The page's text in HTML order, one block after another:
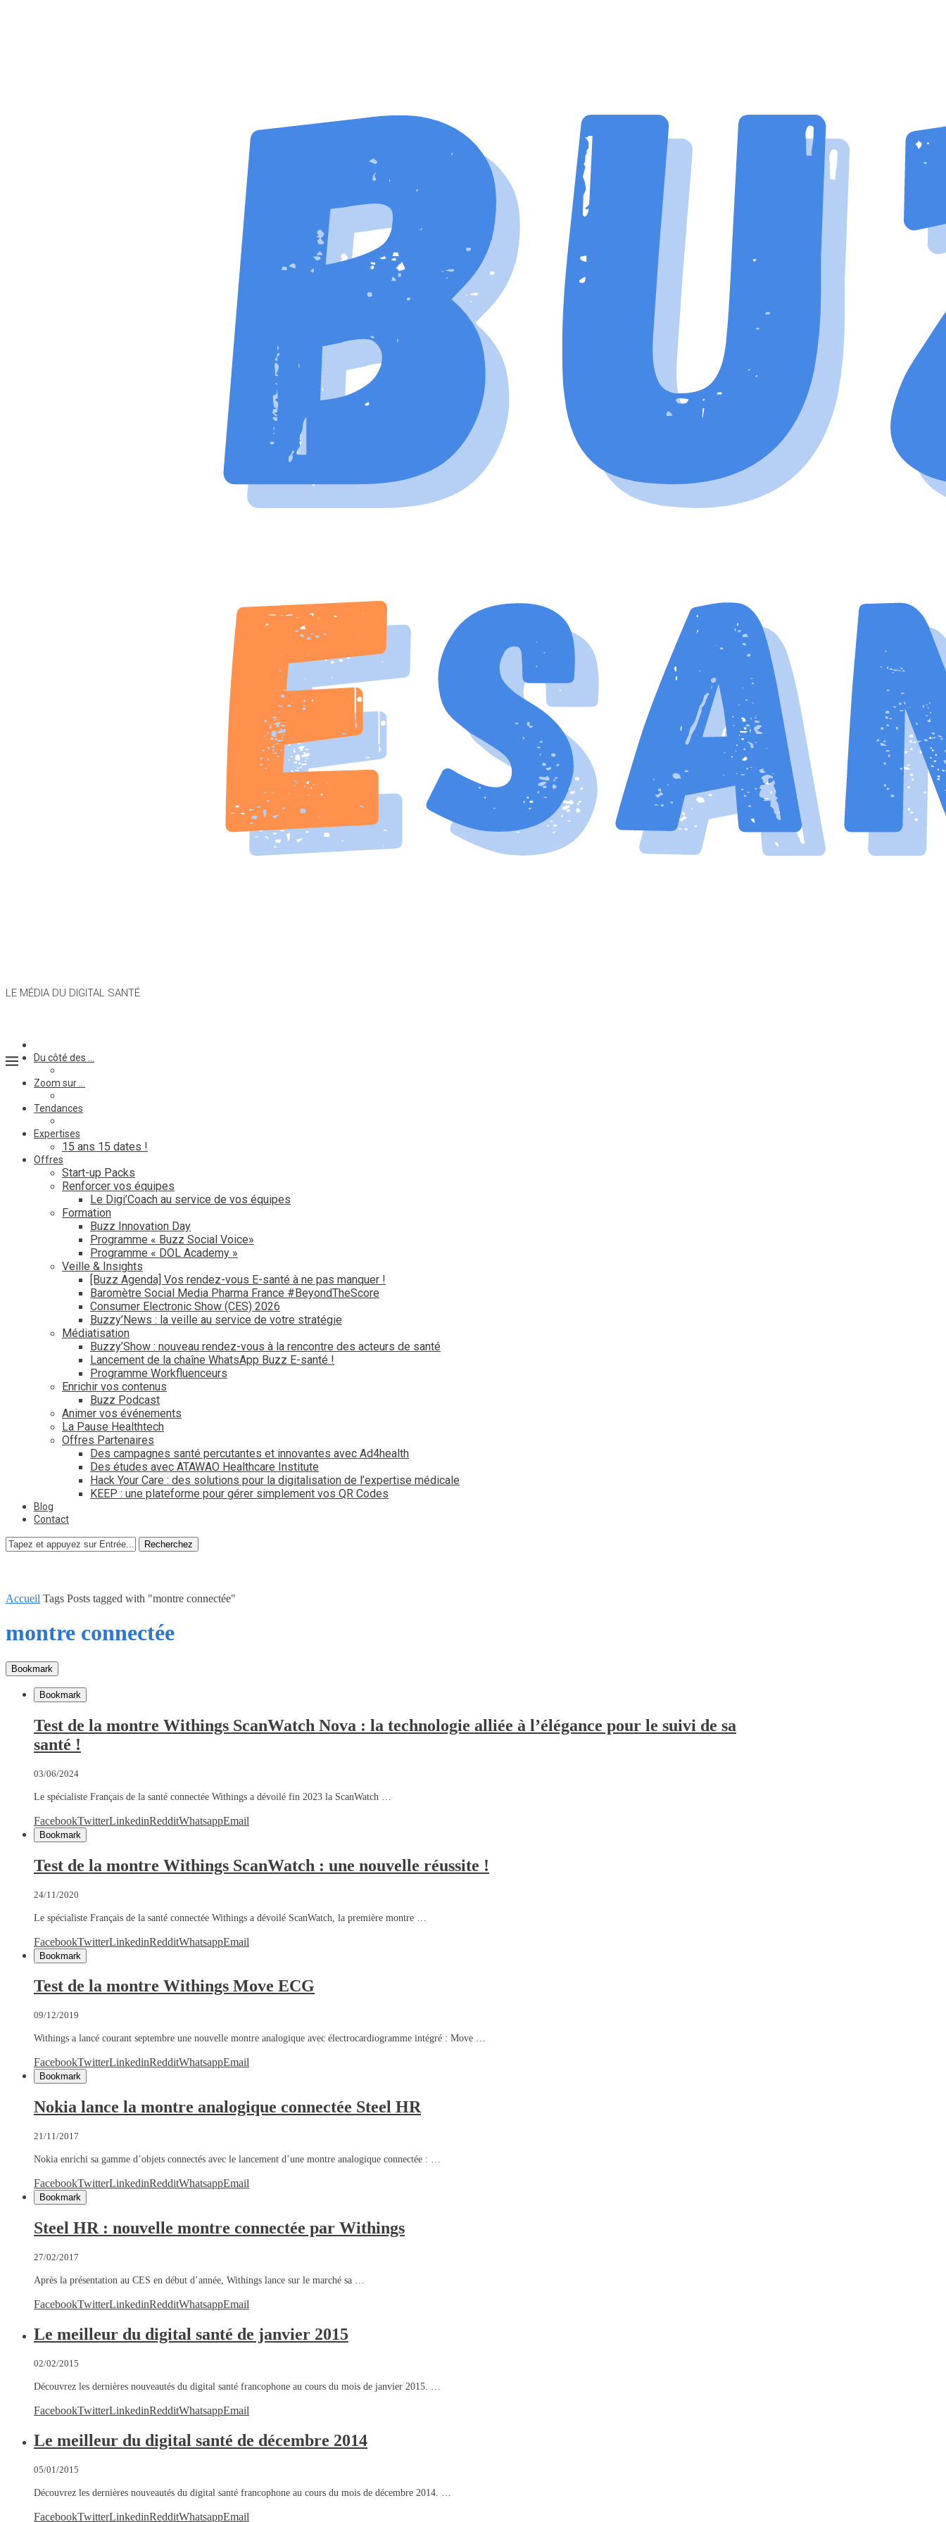
LE MÉDIA DU DIGITAL SANTÉ
Du côté des …
Zoom sur …
Tendances
Expertises
15 ans 15 dates !
Offres
Start-up Packs
Renforcer vos équipes
Le Digi’Coach au service de vos équipes
Formation
Buzz Innovation Day
Programme « Buzz Social Voice»
Programme « DOL Academy »
Veille & Insights
[Buzz Agenda] Vos rendez-vous E-santé à ne pas manquer !
Baromètre Social Media Pharma France #BeyondTheScore
Consumer Electronic Show (CES) 2026
Buzzy’News : la veille au service de votre stratégie
Médiatisation
Buzzy’Show : nouveau rendez-vous à la rencontre des acteurs de santé
Lancement de la chaîne WhatsApp Buzz E-santé !
Programme Workfluenceurs
Enrichir vos contenus
Buzz Podcast
Animer vos événements
La Pause Healthtech
Offres Partenaires
Des campagnes santé percutantes et innovantes avec Ad4health
Des études avec ATAWAO Healthcare Institute
Hack Your Care : des solutions pour la digitalisation de l’expertise médicale
KEEP : une plateforme pour gérer simplement vos QR Codes
Blog
Contact
Recherchez
Accueil Tags Posts tagged with "montre connectée"
montre connectée
Bookmark
Bookmark
Test de la montre Withings ScanWatch Nova : la technologie alliée à l’élégance pour le suivi de sa
santé !
03/06/2024
Le spécialiste Français de la santé connectée Withings a dévoilé fin 2023 la ScanWatch …
FacebookTwitterLinkedinRedditWhatsappEmail
Bookmark
Test de la montre Withings ScanWatch : une nouvelle réussite !
24/11/2020
Le spécialiste Français de la santé connectée Withings a dévoilé ScanWatch, la première montre …
FacebookTwitterLinkedinRedditWhatsappEmail
Bookmark
Test de la montre Withings Move ECG
09/12/2019
Withings a lancé courant septembre une nouvelle montre analogique avec électrocardiogramme intégré : Move …
FacebookTwitterLinkedinRedditWhatsappEmail
Bookmark
Nokia lance la montre analogique connectée Steel HR
21/11/2017
Nokia enrichi sa gamme d’objets connectés avec le lancement d’une montre analogique connectée : …
FacebookTwitterLinkedinRedditWhatsappEmail
Bookmark
Steel HR : nouvelle montre connectée par Withings
27/02/2017
Après la présentation au CES en début d’année, Withings lance sur le marché sa …
FacebookTwitterLinkedinRedditWhatsappEmail
Le meilleur du digital santé de janvier 2015
02/02/2015
Découvrez les dernières nouveautés du digital santé francophone au cours du mois de janvier 2015. …
FacebookTwitterLinkedinRedditWhatsappEmail
Le meilleur du digital santé de décembre 2014
05/01/2015
Découvrez les dernières nouveautés du digital santé francophone au cours du mois de décembre 2014. …
FacebookTwitterLinkedinRedditWhatsappEmail